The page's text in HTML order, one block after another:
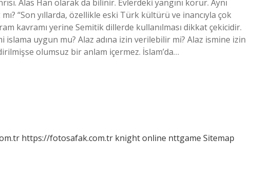
Alas Han olarak da bilinir. Evlerdeki yangını korur. Aynı
“Son yıllarda, özellikle eski Türk kültürü ve inancıyla çok
kavramı yerine Semitik dillerde kullanılması dikkat çekicidir.
islama uygun mu? Alaz adına izin verilebilir mi? Alaz ismine izin
olumsuz bir anlam içermez. İslam’da…
https://fotosafak.com.tr knight online nttgame Sitemap